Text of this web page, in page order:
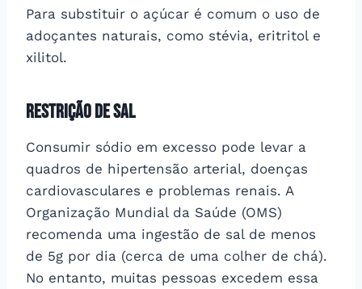
Para substituir o açúcar é comum o uso de
adoçantes naturais, como stévia, eritritol e
xilitol.
Restrição de Sal
Consumir sódio em excesso pode levar a
quadros de hipertensão arterial, doenças
cardiovasculares e problemas renais. A
Organização Mundial da Saúde (OMS)
recomenda uma ingestão de sal de menos
de 5g por dia (cerca de uma colher de chá).
No entanto, muitas pessoas excedem essa